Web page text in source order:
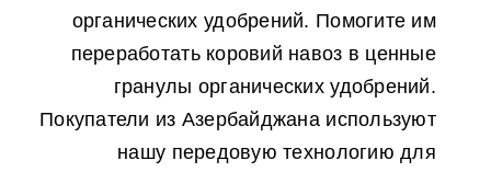
органических удобрений. Помогите им
переработать коровий навоз в ценные
гранулы органических удобрений.
Покупатели из Азербайджана используют
нашу передовую технологию для